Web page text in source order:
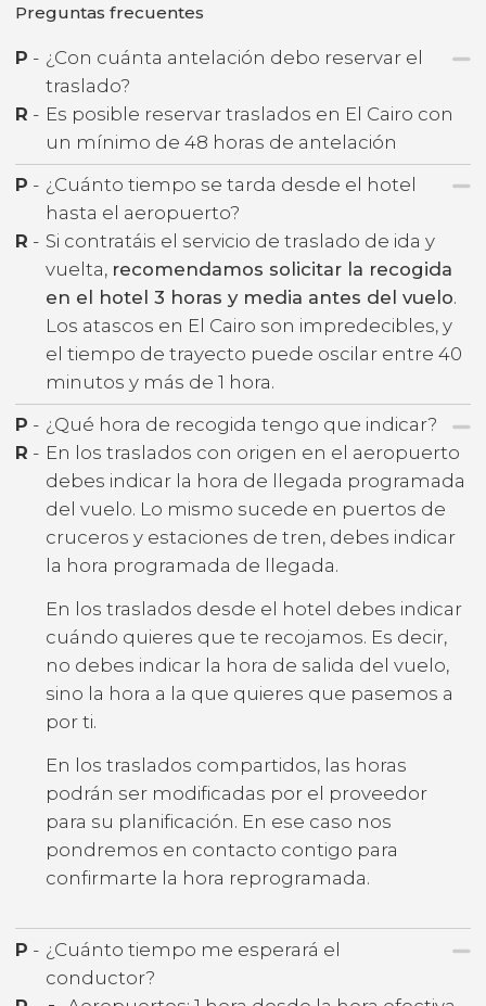
Preguntas frecuentes
P - ¿Con cuánta antelación debo reservar el
traslado?
R - Es posible reservar traslados en El Cairo con
un mínimo de 48 horas de antelación
P - ¿Cuánto tiempo se tarda desde el hotel
hasta el aeropuerto?
R - Si contratáis el servicio de traslado de ida y
vuelta, recomendamos solicitar la recogida
en el hotel 3 horas y media antes del vuelo.
Los atascos en El Cairo son impredecibles, y
el tiempo de trayecto puede oscilar entre 40
minutos y más de 1 hora.
P - ¿Qué hora de recogida tengo que indicar?
R - En los traslados con origen en el aeropuerto
debes indicar la hora de llegada programada
del vuelo. Lo mismo sucede en puertos de
cruceros y estaciones de tren, debes indicar
la hora programada de llegada.
En los traslados desde el hotel debes indicar
cuándo quieres que te recojamos. Es decir,
no debes indicar la hora de salida del vuelo,
sino la hora a la que quieres que pasemos a
por ti.
En los traslados compartidos, las horas
podrán ser modificadas por el proveedor
para su planificación. En ese caso nos
pondremos en contacto contigo para
confirmarte la hora reprogramada.
P - ¿Cuánto tiempo me esperará el
conductor?